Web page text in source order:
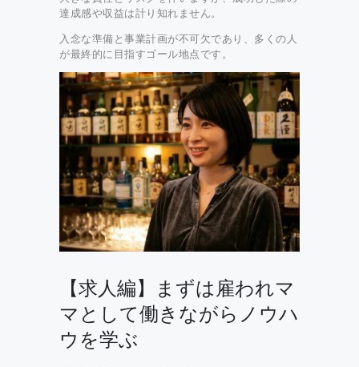
達成感や収益は計り知れません。
入念な準備と事業計画が不可欠であり、多くの人
が最終的に目指すゴール地点です。
【求人編】まずは雇われマ
マとして働きながらノウハ
ウを学ぶ